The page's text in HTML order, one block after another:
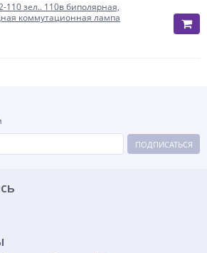
110 зел.. 110в биполярная,
коммутационная лампа
ПОДПИСАТЬСЯ